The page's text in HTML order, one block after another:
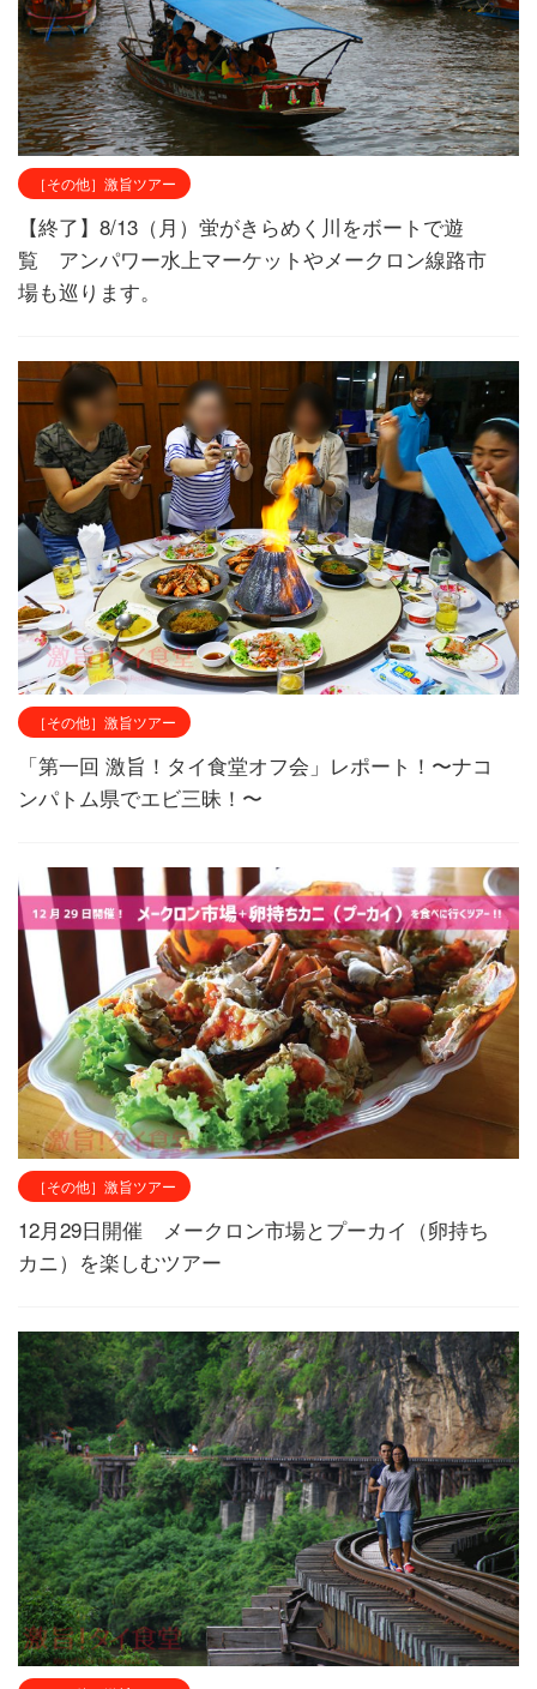
［その他］激旨ツアー
【終了】8/13（月）蛍がきらめく川をボートで遊
覧 アンパワー水上マーケットやメークロン線路市
場も巡ります。
［その他］激旨ツアー
「第一回 激旨！タイ食堂オフ会」レポート！〜ナコ
ンパトム県でエビ三昧！〜
［その他］激旨ツアー
12月29日開催 メークロン市場とプーカイ（卵持ち
カニ）を楽しむツアー